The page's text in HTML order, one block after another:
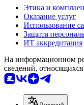
Этика и
Оказание услуг
Использование
Защита
ИТ аккредитация
На информационном
сведений,